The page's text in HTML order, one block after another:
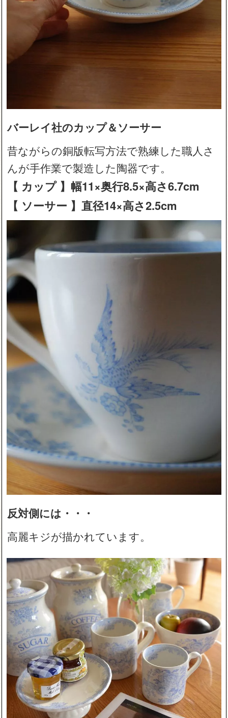
バーレイ社のカップ＆ソーサー
昔ながらの銅版転写方法で熟練した職人さ
んが手作業で製造した陶器です。
【 カップ 】幅11×奥行8.5×高さ6.7cm
【 ソーサー 】直径14×高さ2.5cm
反対側には・・・
高麗キジが描かれています。